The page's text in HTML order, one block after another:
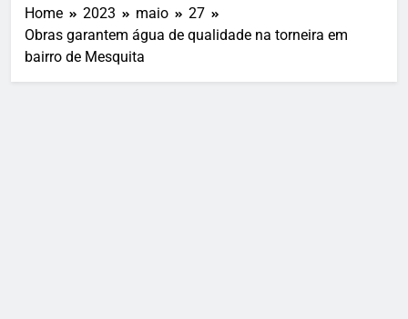
Home 2023 maio
27
Obras garantem água de qualidade na torneira em
bairro de Mesquita